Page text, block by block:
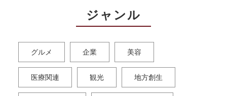
ジャンル
グルメ 企業 美容
医療関連 観光 地方創生